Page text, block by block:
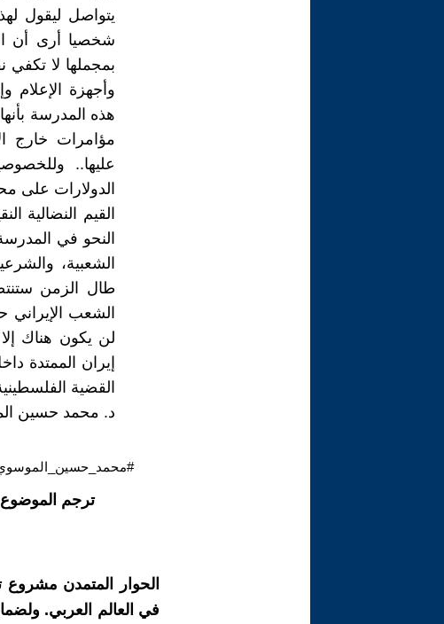
يتواصل ليقول
شخصيا أرى أن
بمجملها لا تكفي
وأجهزة
هذه المدرسة
مؤامرات خارج
عليها..
الدولارات على
القيم النضالية
النحو في
الشعبية،
طال الزمن
الشعب
لن يكون هناك
إيران الممتدة
القضية
د. محمد حسين
ترجم
الحوار المتمدن
في العالم العربي.